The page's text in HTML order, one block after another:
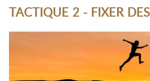
TACTIQUE 2 - FIXER